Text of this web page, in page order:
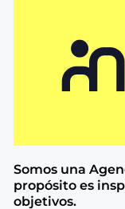
Somos una
propósito es
objetivos.